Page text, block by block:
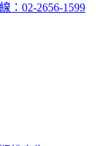
：02-2656-1599